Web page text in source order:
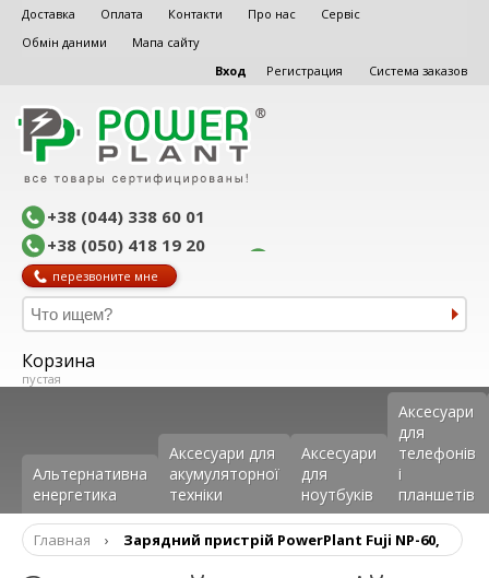
Доставка Оплата Контакти Про нас
Сервіс
Обмін даними
Мапа сайту
Вход
Регистрация Система заказов
+38 (044) 338 60 01
+38 (050) 418 19 20
перезвоните мне
Корзина
пустая
Альтернативна
енергетика
Аксесуари для
акумуляторної
техніки
Аксесуари
для
ноутбуків
Аксеcуари
для
телефонів
і
планшетів
Главная › Зарядний пристрій PowerPlant Fuji NP-60,